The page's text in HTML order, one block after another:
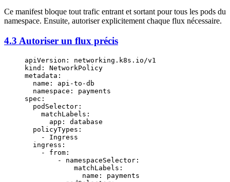
Ce manifest bloque tout trafic entrant et sortant pour tous les pods du
namespace. Ensuite, autoriser explicitement chaque flux nécessaire.
4.3 Autoriser un flux précis
apiVersion : networking.k8s.io/v1
kind : NetworkPolicy
metadata :
  name
: api-to-db
  namespace
: payments
spec :
  podSelector
:
    matchLabels
:
      app
: database
  policyTypes
:
    -
Ingress
  ingress
:
    -
from :
        -
namespaceSelector :
            matchLabels
:
              name
: payments